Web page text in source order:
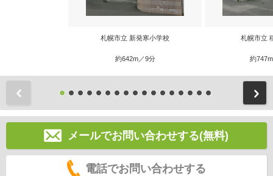
札幌市立 新発寒小学校
約642m／9分
札幌市立
約
メールでお問い合わせする(無料)
電話でお問い合わせする